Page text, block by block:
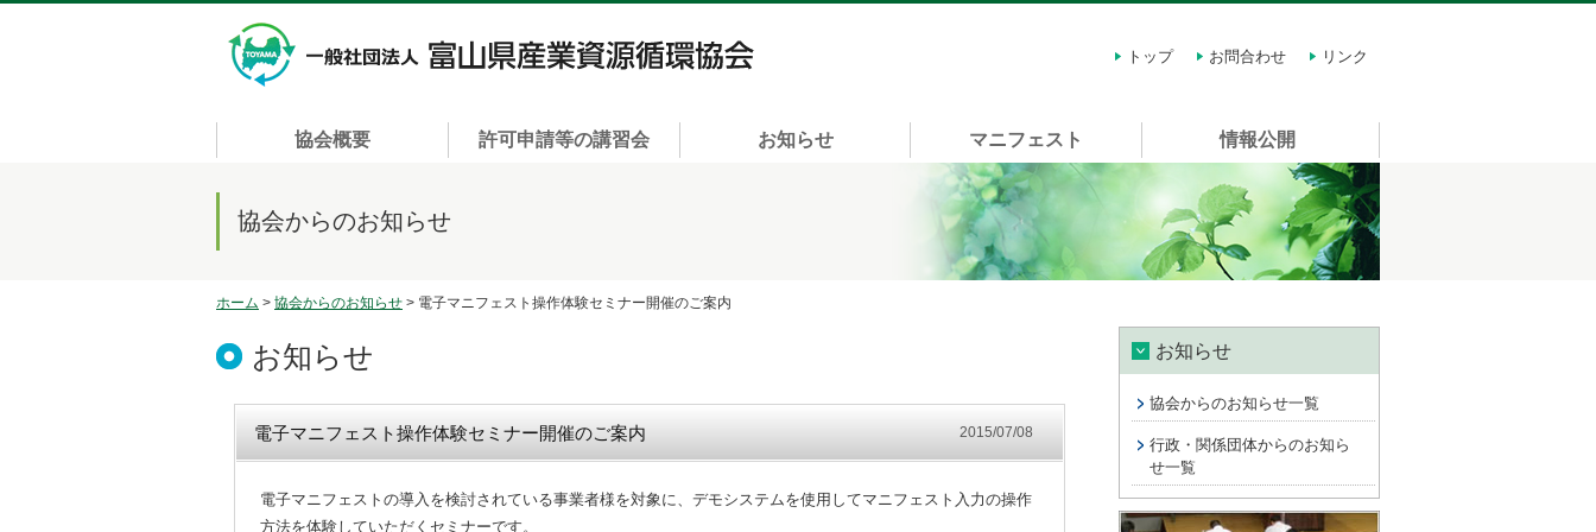
トップ
お問合わせ リンク
協会概要 許可申請等の講習会 お知らせ マニフェスト 情報公開
協会からのお知らせ
ホーム > 協会からのお知らせ > 電子マニフェスト操作体験セミナー開催のご案内
お知らせ
電子マニフェスト操作体験セミナー開催のご案内 2015/07/08
電子マニフェストの導入を検討されている事業者様を対象に、デモシステムを使用してマニフェスト入力の操作
方法を体験していただくセミナーです。
お知らせ
協会からのお知らせ一覧
行政・関係団体からのお知ら
せ一覧